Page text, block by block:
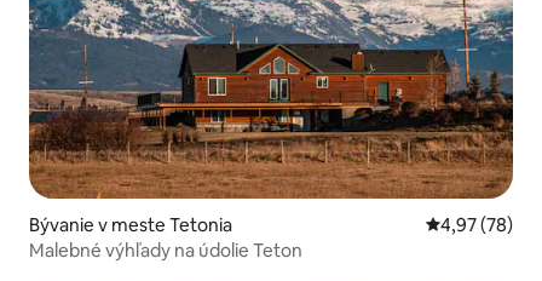
Bývanie v meste Tetonia Priemerné
4,97 (78)
Malebné výhľady na údolie Teton